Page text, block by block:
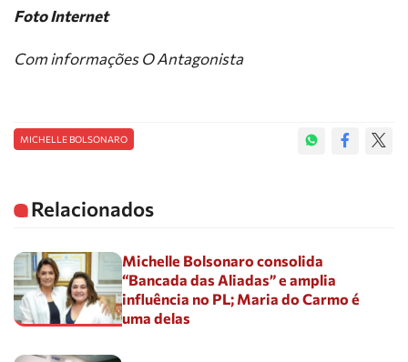
Foto Internet
Com informações O Antagonista
MICHELLE BOLSONARO
Relacionados
Michelle Bolsonaro consolida
“Bancada das Aliadas” e amplia
influência no PL; Maria do Carmo é
uma delas